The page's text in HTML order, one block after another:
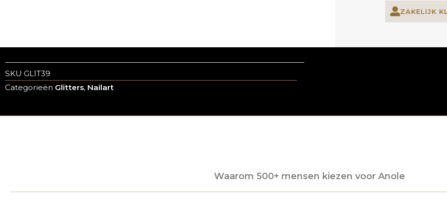
ZAKELIJK
SKU GLIT39
Categorieën Glitters, Nailart
Waarom 500+ mensen kiezen voor Anole